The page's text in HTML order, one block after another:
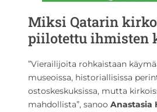
Miksi Qatarin
piilotettu ihmisten
”Vierailijoita rohkaistaan
museoissa, historiallisissa
ostoskeskuksissa, mutta
mahdollista”, sanoo Anastasia